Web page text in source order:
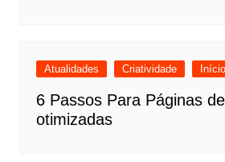
Atualidades Criatividade Início
6 Passos Para Páginas
otimizadas